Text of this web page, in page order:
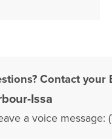
Contact your
Issa
a voice message: